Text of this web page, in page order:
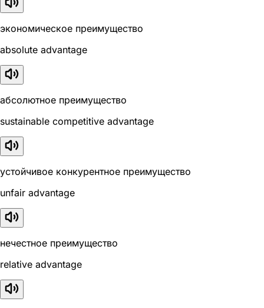
экономическое преимущество
absolute advantage
абсолютное преимущество
sustainable competitive advantage
устойчивое конкурентное преимущество
unfair advantage
нечестное преимущество
relative advantage